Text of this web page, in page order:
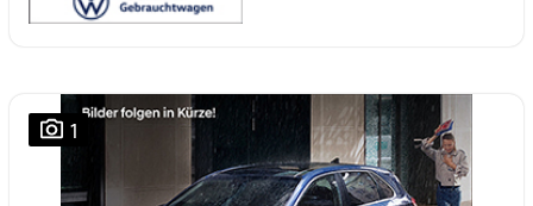
1